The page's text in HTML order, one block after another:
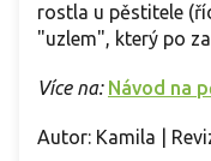
rostla u pěstitele
"uzlem", který po
Více na: Návod na
Autor: Kamila |